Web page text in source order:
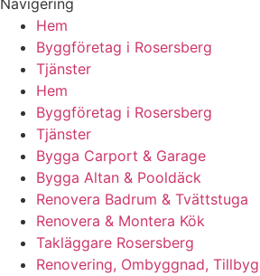
Navigering
Hem
Byggföretag i Rosersberg
Tjänster
Hem
Byggföretag i Rosersberg
Tjänster
Bygga Carport & Garage
Bygga Altan & Pooldäck
Renovera Badrum & Tvättstuga
Renovera & Montera Kök
Takläggare Rosersberg
Renovering, Ombyggnad,